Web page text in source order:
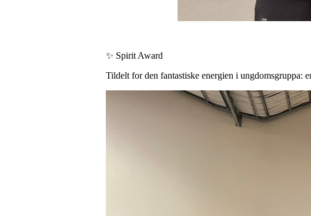
✨ Spirit Award
Tildelt for den fantastiske energien i ungdomsgruppa: